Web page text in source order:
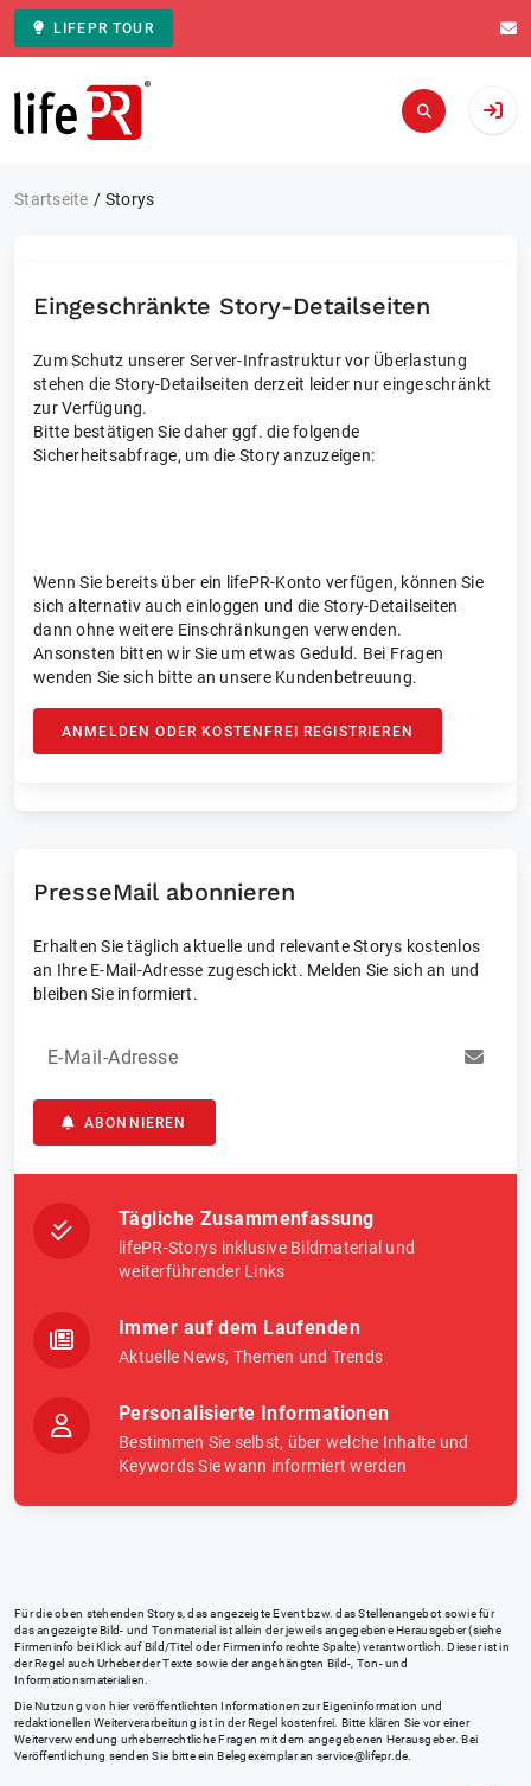
LIFEPR TOUR
Zur Startseite
Startseite Storys
Eingeschränkte Story-Detailseiten
Zum Schutz unserer Server-Infrastruktur vor Überlastung
stehen die Story-Detailseiten derzeit leider nur eingeschränkt
zur Verfügung.
Bitte bestätigen Sie daher ggf. die folgende
Sicherheitsabfrage, um die Story anzuzeigen:
Wenn Sie bereits über ein lifePR-Konto verfügen, können Sie
sich alternativ auch einloggen und die Story-Detailseiten
dann ohne weitere Einschränkungen verwenden.
Ansonsten bitten wir Sie um etwas Geduld. Bei Fragen
wenden Sie sich bitte an unsere Kundenbetreuung.
ANMELDEN ODER KOSTENFREI REGISTRIEREN
PresseMail abonnieren
Erhalten Sie täglich aktuelle und relevante Storys kostenlos
an Ihre E-Mail-Adresse zugeschickt. Melden Sie sich an und
bleiben Sie informiert.
E-Mail-Adresse
ABONNIEREN
Tägliche Zusammenfassung
lifePR-Storys inklusive Bildmaterial und
weiterführender Links
Immer auf dem Laufenden
Aktuelle News, Themen und Trends
Personalisierte Informationen
Bestimmen Sie selbst, über welche Inhalte und
Keywords Sie wann informiert werden
Für die oben stehenden Storys, das angezeigte Event bzw. das Stellenangebot sowie für
das angezeigte Bild- und Tonmaterial ist allein der jeweils angegebene Herausgeber (siehe
Firmeninfo bei Klick auf Bild/Titel oder Firmeninfo rechte Spalte) verantwortlich. Dieser ist in
der Regel auch Urheber der Texte sowie der angehängten Bild-, Ton- und
Informationsmaterialien.
Die Nutzung von hier veröffentlichten Informationen zur Eigeninformation und
redaktionellen Weiterverarbeitung ist in der Regel kostenfrei. Bitte klären Sie vor einer
Weiterverwendung urheberrechtliche Fragen mit dem angegebenen Herausgeber. Bei
Veröffentlichung senden Sie bitte ein Belegexemplar an service@lifepr.de